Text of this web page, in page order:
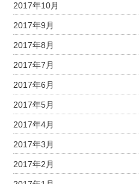
2017年10月
2017年9月
2017年8月
2017年7月
2017年6月
2017年5月
2017年4月
2017年3月
2017年2月